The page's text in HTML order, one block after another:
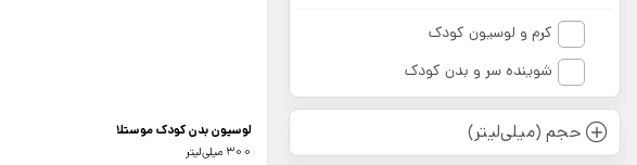
کرم و لوسیون کودک
شوینده سر و بدن کودک
حجم (میلی‌لیتر)
لوسیون بدن کودک موستلا
300 میلی‌لیتر